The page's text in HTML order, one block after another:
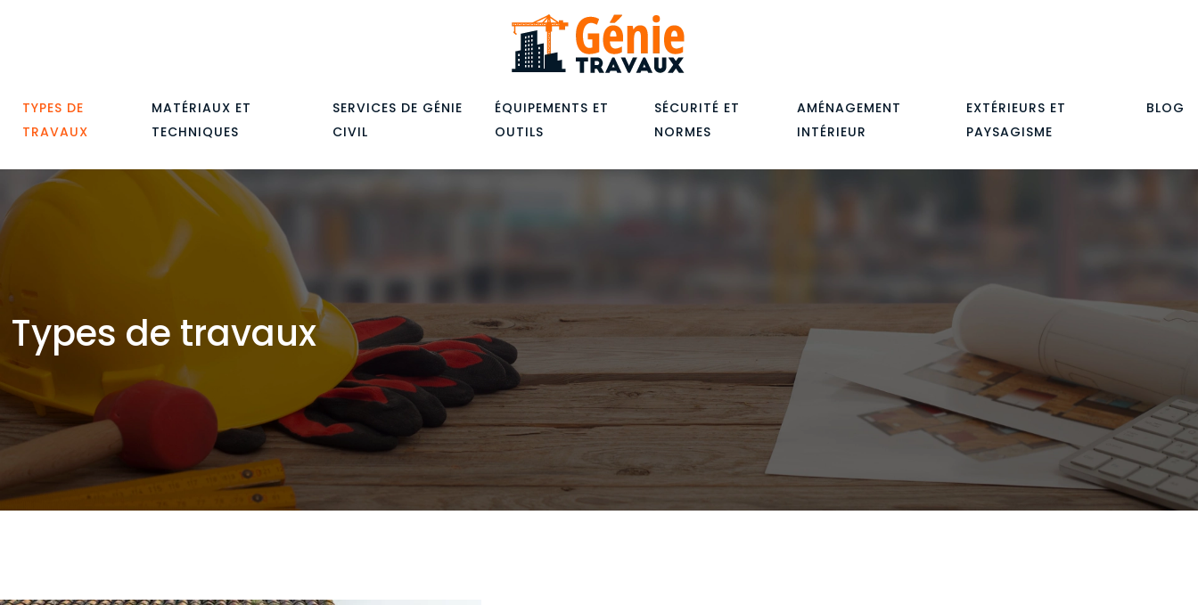
TYPES DE
TRAVAUX
MATÉRIAUX ET
TECHNIQUES
SERVICES DE GÉNIE
CIVIL
ÉQUIPEMENTS ET
OUTILS
SÉCURITÉ ET
NORMES
AMÉNAGEMENT
INTÉRIEUR
EXTÉRIEURS ET
PAYSAGISME
BLOG
Types de travaux